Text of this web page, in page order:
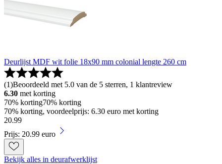
Deurlijst MDF wit folie 18x90 mm colonial lengte 260 cm
(1)Beoordeeld met 5.0 van de 5 sterren, 1 klantreview
6.30 met korting
70% korting70% korting
70% korting, voordeelprijs: 6.30 euro met korting
20.99
Prijs: 20.99 euro
Bekijk alles in deurafwerklijst